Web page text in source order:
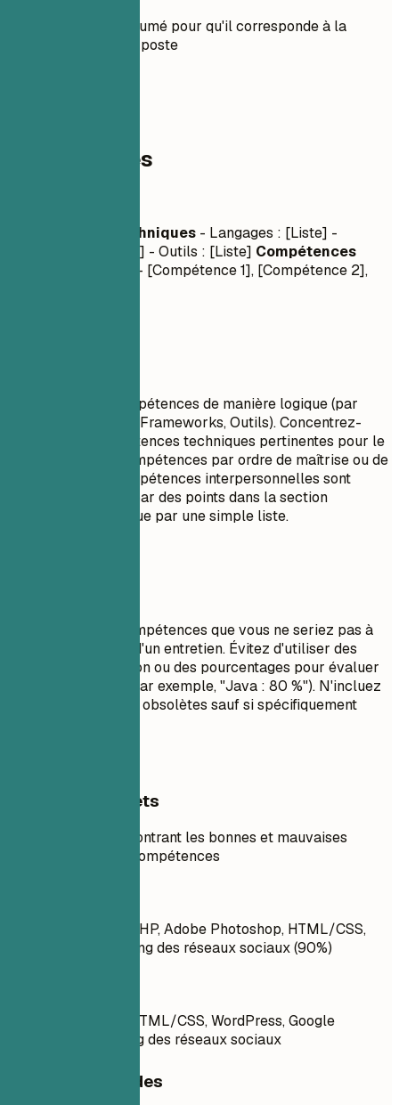
Adaptez le résumé pour qu'il corresponde à la
description du poste
Compétences
Compétences Techniques - Langages : [Liste] -
Frameworks : [Liste] - Outils : [Liste] Compétences
- [Compétence 1], [Compétence 2],
Regroupez vos compétences de manière logique (par
exemple, Langages, Frameworks, Outils). Concentrez-
vous sur les compétences techniques pertinentes pour le
poste. Listez les compétences par ordre de maîtrise ou de
pertinence. Les compétences interpersonnelles sont
mieux démontrées par des points dans la section
expérience plutôt que par une simple liste.
Ne listez pas de compétences que vous ne seriez pas à
l'aise d'utiliser lors d'un entretien. Évitez d'utiliser des
barres de progression ou des pourcentages pour évaluer
vos compétences (par exemple, "Java : 80 %"). N'incluez
pas de technologies obsolètes sauf si spécifiquement
Exemples concrets
Exemple concret montrant les bonnes et mauvaises
pratiques pour les compétences
Optimisation SEO, PHP, Adobe Photoshop, HTML/CSS,
WordPress, Marketing des réseaux sociaux (90%)
Optimisation SEO, HTML/CSS, WordPress, Google
Analytics, Marketing des réseaux sociaux
Conseils rapides